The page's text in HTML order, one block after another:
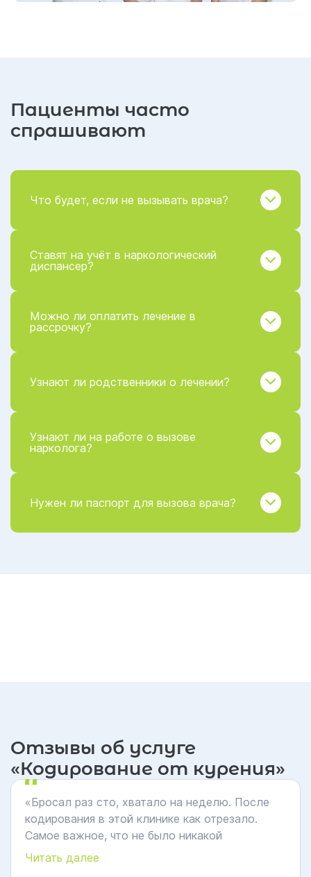
Пациенты часто
спрашивают
Что будет, если не вызывать врача?
Ставят на учёт в наркологический
диспансер?
Можно ли оплатить лечение в
рассрочку?
Узнают ли родственники о лечении?
Узнают ли на работе о вызове
нарколога?
Нужен ли паспорт для вызова врача?
Отзывы об услуге
«Кодирование от курения»
«Бросал раз сто, хватало на неделю. После
кодирования в этой клинике как отрезало.
Самое важное, что не было никакой
нервотрепки и срывов на домашних. Врачи –
Читать далее